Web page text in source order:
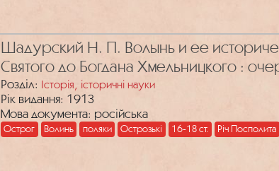
Шадурский Н. П. Волынь и ее
Святого до Богдана Хмельницкого :
Розділ: Історія, історичні науки
Рік видання: 1913
Мова документа: російська
Острог Волинь поляки Острозькі 16-18 ст. Річ Посполита